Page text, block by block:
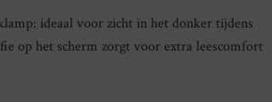
ideaal voor zicht in het donker tijdens
op het scherm zorgt voor extra leescomfort